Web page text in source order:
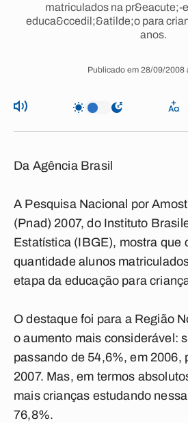
matriculados na pr&eacute;-
educa&ccedil;&atilde;o para
anos.
Publicado em 28/09/2008
Da Agência Brasil
A Pesquisa Nacional por
(Pnad) 2007, do Instituto
Estatística (IBGE), mostra que
quantidade alunos
etapa da educação para
O destaque foi para a Região
o aumento mais considerável:
passando de 54,6%, em 2006,
2007. Mas, em termos
mais crianças estudando
76,8%.